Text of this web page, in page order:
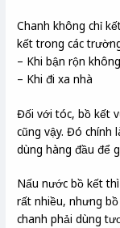
Chanh không chỉ
kết trong các
– Khi bận rộn
– Khi đi xa nhà
Đối với tóc, bồ kết
cũng vậy. Đó chính
dùng hàng đầu để
Nấu nước bồ kết
rất nhiều, nhưng
chanh phải dùng